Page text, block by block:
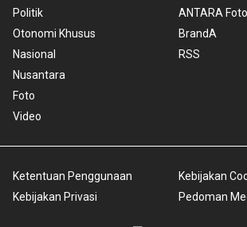
Politik
Otonomi Khusus
Nasional
Nusantara
Foto
Video
ANTARA Foto
BrandA
RSS
Ketentuan Penggunaan
Kebijakan Privasi
Kebijakan
Pedoman